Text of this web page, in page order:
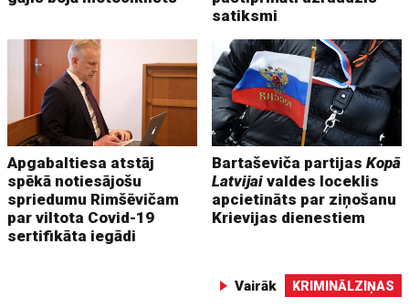
satiksmi
Apgabaltiesa atstāj
spēkā notiesājošu
spriedumu Rimšēvičam
par viltota Covid-19
sertifikāta iegādi
Bartaševiča partijasKopā
Latvijai valdes loceklis
apcietināts par ziņošanu
Krievijas dienestiem
Vairāk KRIMINĀLZIŅAS